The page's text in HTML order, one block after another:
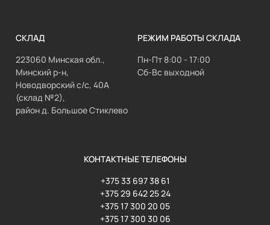
СКЛАД
223060 Минская обл.,
Минский р-н,
Новодворский с/с, 40А
(склад №2),
район д. Большое Стиклево
РЕЖИМ РАБОТЫ СКЛАДА
Пн-Пт 8:00 - 17:00
Сб-Вс выходной
КОНТАКТНЫЕ ТЕЛЕФОНЫ
+375 33 697 38 61
+375 29 642 25 24
+375 17 300 20 05
+375 17 300 30 06